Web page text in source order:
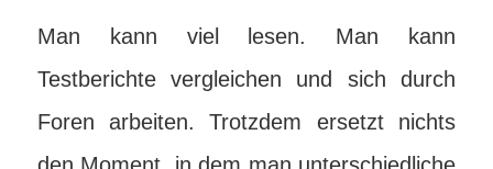
Man kann viel lesen. Man kann
Testberichte vergleichen und sich durch
Foren arbeiten. Trotzdem ersetzt nichts